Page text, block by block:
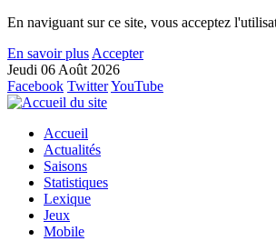
En naviguant sur ce site, vous acceptez
En savoir plus Accepter
Jeudi 06 Août 2026
Facebook TwitterYouTube
Accueil
Actualités
Saisons
Statistiques
Lexique
Jeux
Mobile